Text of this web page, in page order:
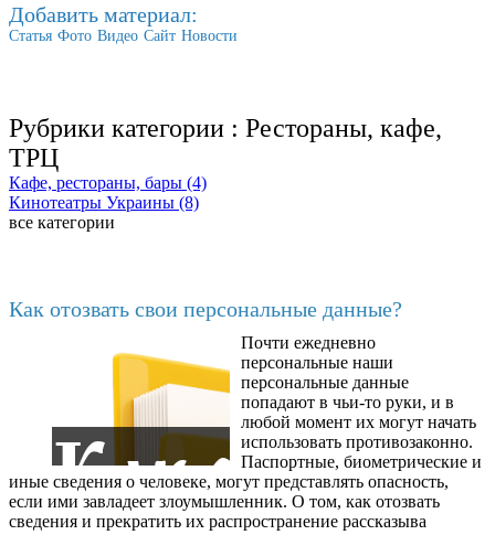
Добавить материал:
Статья Фото Видео Сайт Новости
Рубрики категории : Рестораны, кафе,
ТРЦ
Кафе, рестораны, бары (4)
Кинотеатры Украины (8)
все категории
Как отозвать свои персональные данные?
Почти ежедневно
персональные наши
персональные данные
попадают в чьи-то руки, и в
любой момент их могут начать
использовать противозаконно.
Паспортные, биометрические и
иные сведения о человеке, могут представлять опасность,
если ими завладеет злоумышленник. О том, как отозвать
сведения и прекратить их распространение рассказыва